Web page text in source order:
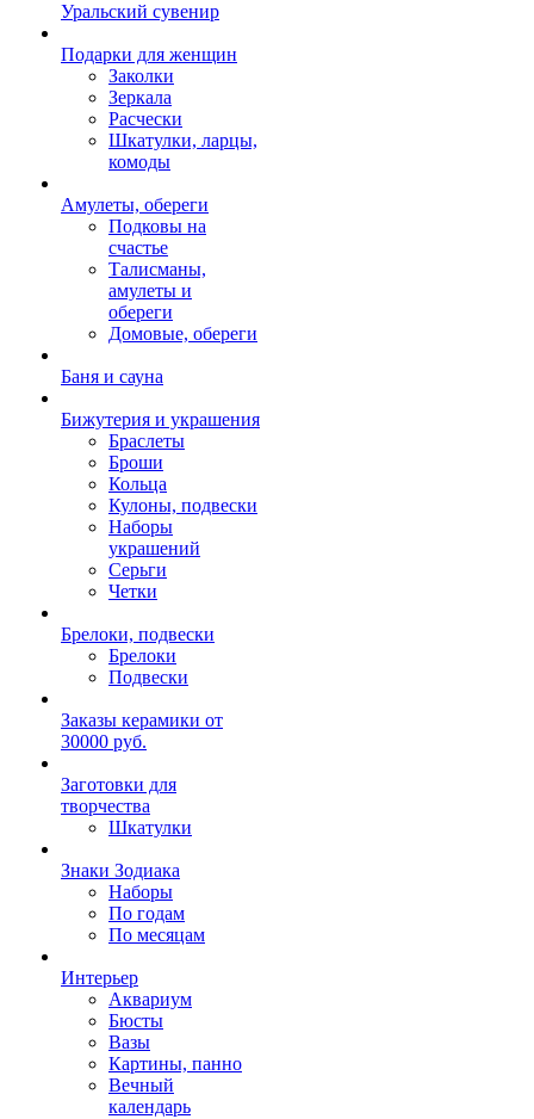
Уральский сувенир
Подарки для женщин
Заколки
Зеркала
Расчески
Шкатулки, ларцы,
комоды
Амулеты, обереги
Подковы на
счастье
Талисманы,
амулеты и
обереги
Домовые, обереги
Баня и сауна
Бижутерия и украшения
Браслеты
Броши
Кольца
Кулоны, подвески
Наборы
украшений
Серьги
Четки
Брелоки, подвески
Брелоки
Подвески
Заказы керамики от
30000 руб.
Заготовки для
творчества
Шкатулки
Знаки Зодиака
Наборы
По годам
По месяцам
Интерьер
Аквариум
Бюсты
Вазы
Картины, панно
Вечный
календарь